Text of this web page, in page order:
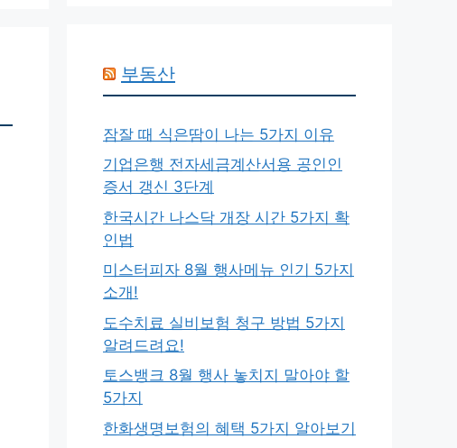
부동산
잠잘 때 식은땀이 나는 5가지 이유
기업은행 전자세금계산서용 공인인
증서 갱신 3단계
한국시간 나스닥 개장 시간 5가지 확
인법
미스터피자 8월 행사메뉴 인기 5가지
소개!
도수치료 실비보험 청구 방법 5가지
알려드려요!
토스뱅크 8월 행사 놓치지 말아야 할
5가지
한화생명보험의 혜택 5가지 알아보기